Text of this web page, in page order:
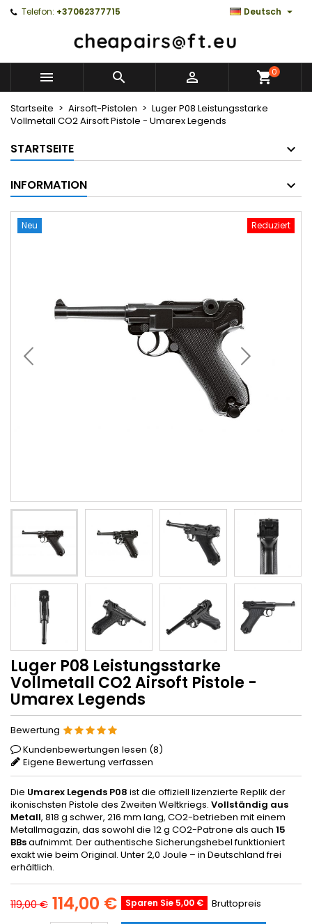
Telefon: +37062377715 Deutsch 
   0
Startseite Airsoft-Pistolen
Luger P08 Leistungsstarke
Vollmetall CO2 Airsoft Pistole - Umarex Legends
STARTSEITE
INFORMATION
Reduziert
Neu
Luger P08 Leistungsstarke
Vollmetall CO2 Airsoft Pistole -
Umarex Legends
Bewertung
Kundenbewertungen lesen (8)
Eigene Bewertung verfassen
Die Umarex Legends P08 ist die offiziell lizenzierte Replik der
ikonischsten Pistole des Zweiten Weltkriegs. Vollständig aus
Metall, 818 g schwer, 216 mm lang, CO2-betrieben mit einem
Metallmagazin, das sowohl die 12 g CO2-Patrone als auch 15
BBsaufnimmt. Der authentische Sicherungshebel funktioniert
exakt wie beim Original. Unter 2,0 Joule – in Deutschland frei
erhältlich.
119,00 € 114,00 € Sparen Sie 5,00 € Bruttopreis